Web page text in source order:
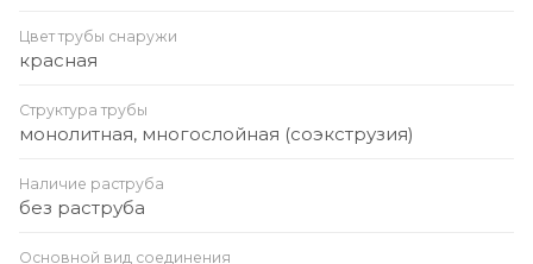
Цвет трубы снаружи
красная
Структура трубы
монолитная, многослойная (соэкструзия)
Наличие раструба
без раструба
Основной вид соединения